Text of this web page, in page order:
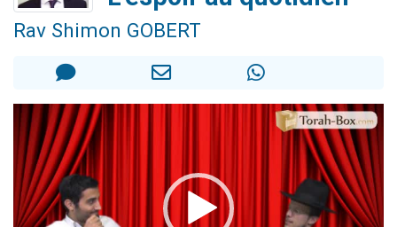
3 personnes viennent de faire un don pour 5 jours de vacances aux Orphelins
Odaya vient de donner son Maasser
3 personnes viennent de nous rejoindre sur WhatsApp
Rav Shimon GOBERT